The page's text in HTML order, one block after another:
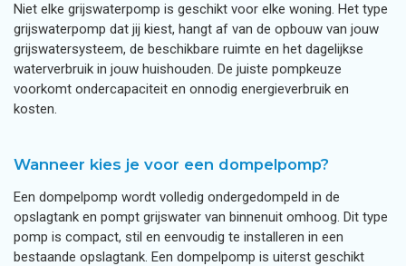
Niet elke grijswaterpomp is geschikt voor elke woning. Het type
grijswaterpomp dat jij kiest, hangt af van de opbouw van jouw
grijswatersysteem, de beschikbare ruimte en het dagelijkse
waterverbruik in jouw huishouden. De juiste pompkeuze
voorkomt ondercapaciteit en onnodig energieverbruik en
kosten.
Wanneer kies je voor een dompelpomp?
Een dompelpomp wordt volledig ondergedompeld in de
opslagtank en pompt grijswater van binnenuit omhoog. Dit type
pomp is compact, stil en eenvoudig te installeren in een
bestaande opslagtank. Een dompelpomp is uiterst geschikt